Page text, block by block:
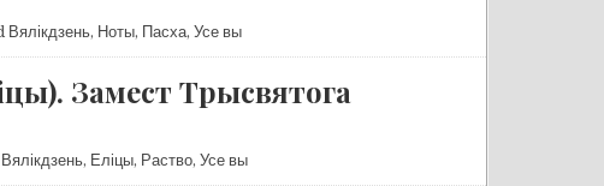
Вялікдзень, Ноты, Пасха, Усе вы
Замест Трысвятога
Вялікдзень, Еліцы, Раство, Усе вы